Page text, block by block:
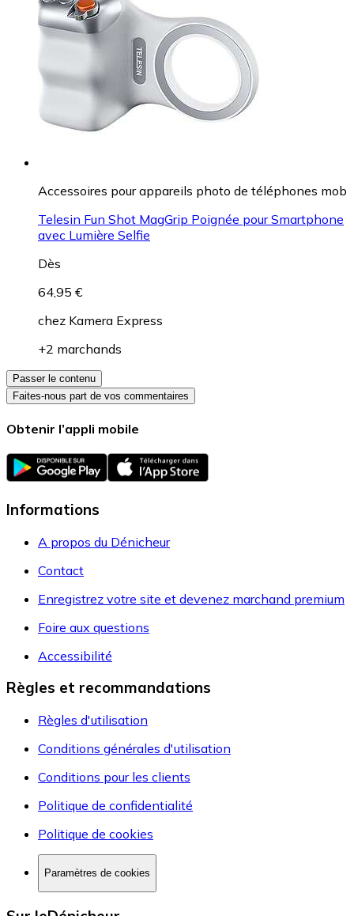
Accessoires pour appareils photo de téléphones mob
Telesin Fun Shot MagGrip Poignée pour Smartphone
avec Lumière Selfie
Dès
64,95 €
chez Kamera Express
+2 marchands
Passer le contenu
Faites-nous part de vos commentaires
Obtenir l’appli mobile
Informations
A propos du Dénicheur
Contact
Enregistrez votre site et devenez marchand premium
Foire aux questions
Accessibilité
Règles et recommandations
Règles d'utilisation
Conditions générales d'utilisation
Conditions pour les clients
Politique de confidentialité
Politique de cookies
Paramètres de cookies